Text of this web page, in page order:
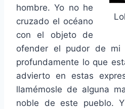
hombre. Yo no he
cruzado el océano
con el objeto de
ofender el pudor de mi
profundamente lo que
advierto en estas
llamémosle de alguna
noble de este pueblo.